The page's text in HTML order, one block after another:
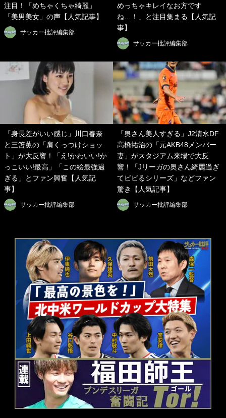
注目！「めちゃくちゃ綺麗」
「美男美女」の声【人気記事】
サッカー批評編集部
めっちゃキレイなお方です
ね…！」と注目集まる【人気記
事】
サッカー批評編集部
「身長差がいい感じ」川口春奈
と三笘薫の「肩くっつけショッ
ト」が大反響！「え!かわいい!か
っこいい!最高」「この絵最強過
ぎる」とファン興奮【人気記
事】
サッカー批評編集部
「奥さん美人すぎる」J2清水DF
高橋祐治の「元AKB48メンバー
妻」がスタジアム来場で大反
響！「Jリーガの奥さん綺麗過ぎ
てビビるシリーズ」などファン
驚き【人気記事】
サッカー批評編集部